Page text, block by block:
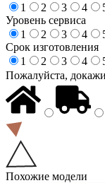
1
2 3 4
Уровень сервиса
1
2 3 4
Срок изготовления
1
2 3 4
Пожалуйста,
Похожие модели